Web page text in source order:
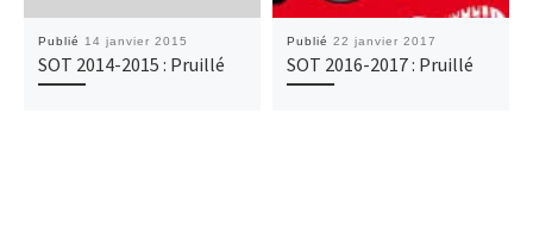
Publié 14 janvier 2015
SOT 2014-2015 : Pruillé
Publié 22 janvier 2017
SOT 2016-2017 : Pruillé